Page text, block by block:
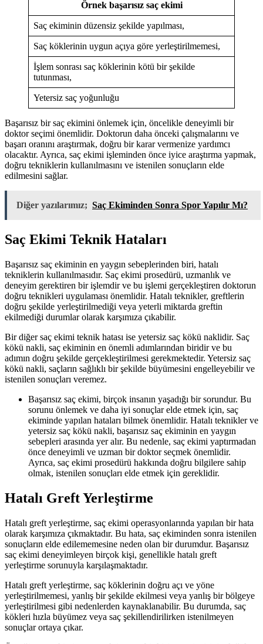
Örnek başarısız saç ekimi
Saç ekiminin düzensiz şekilde yapılması,
Saç köklerinin uygun açıya göre yerleştirilmemesi,
İşlem sonrası saç köklerinin kötü bir şekilde
tutunması,
Yetersiz saç yoğunluğu
Başarısız bir saç ekimini önlemek için, öncelikle deneyimli bir
doktor seçimi önemlidir. Doktorun daha önceki çalışmalarını ve
başarı oranını araştırmak, doğru bir karar vermenize yardımcı
olacaktır. Ayrıca, saç ekimi işleminden önce iyice araştırma yapmak,
doğru tekniklerin kullanılmasını ve istenilen sonuçların elde
edilmesini sağlar.
Diğer yazılarımız; Saç Ekiminden Sonra Spor Yapılır Mı?
Saç Ekimi Teknik Hataları
Başarısız saç ekiminin en yaygın sebeplerinden biri, hatalı
tekniklerin kullanılmasıdır. Saç ekimi prosedürü, uzmanlık ve
deneyim gerektiren bir işlemdir ve bu işlemi gerçekleştiren doktorun
doğru teknikleri uygulaması önemlidir. Hatalı teknikler, greftlerin
doğru şekilde yerleştirilmediği veya yeterli miktarda greftin
ekilmediği durumlar olarak karşımıza çıkabilir.
Bir diğer saç ekimi teknik hatası ise yetersiz saç kökü naklidir. Saç
kökü nakli, saç ekiminin en önemli adımlarından biridir ve bu
adımın doğru şekilde gerçekleştirilmesi gerekmektedir. Yetersiz saç
kökü nakli, saçların sağlıklı bir şekilde büyümesini engelleyebilir ve
istenilen sonuçları veremez.
Başarısız saç ekimi, birçok insanın yaşadığı bir sorundur. Bu
sorunu önlemek ve daha iyi sonuçlar elde etmek için, saç
ekiminde yapılan hataları bilmek önemlidir. Hatalı teknikler ve
yetersiz saç kökü nakli, başarısız saç ekiminin en yaygın
sebepleri arasında yer alır. Bu nedenle, saç ekimi yaptırmadan
önce deneyimli ve uzman bir doktor seçmek önemlidir.
Ayrıca, saç ekimi prosedürü hakkında doğru bilgilere sahip
olmak, istenilen sonuçları elde etmek için gereklidir.
Hatalı Greft Yerleştirme
Hatalı greft yerleştirme, saç ekimi operasyonlarında yapılan bir hata
olarak karşımıza çıkmaktadır. Bu hata, saç ekiminden sonra istenilen
sonuçların elde edilememesine neden olan bir durumdur. Başarısız
saç ekimi deneyimleyen birçok kişi, genellikle hatalı greft
yerleştirme sorunuyla karşılaşmaktadır.
Hatalı greft yerleştirme, saç köklerinin doğru açı ve yöne
yerleştirilmemesi, yanlış bir şekilde ekilmesi veya yanlış bir bölgeye
yerleştirilmesi gibi nedenlerden kaynaklanabilir. Bu durumda, saç
kökleri hızla büyümez veya saç şekillendirilirken istenilmeyen
sonuçlar ortaya çıkar.